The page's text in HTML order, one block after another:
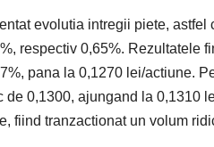
evolutia intregii piete,
respectiv 0,65%. Rezultatele
pana la 0,1270 lei/actiune.
de 0,1300, ajungand la 0,1310
fiind tranzactionat un volum